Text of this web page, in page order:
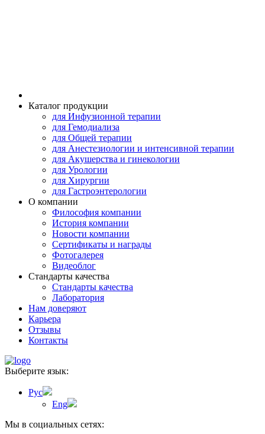
Каталог продукции
для Инфузионной терапии
для Гемодиализа
для Общей терапии
для Анестезиологии и интенсивной терапии
для Акушерства и гинекологии
для Урологии
для Хирургии
для Гастроэнтерологии
О компании
Философия компании
История компании
Новости компании
Сертификаты и награды
Фотогалерея
Видеоблог
Стандарты качества
Стандарты качества
Лаборатория
Нам доверяют
Карьера
Отзывы
Контакты
Выберите язык:
Рус
Eng
Мы в социальных сетях: